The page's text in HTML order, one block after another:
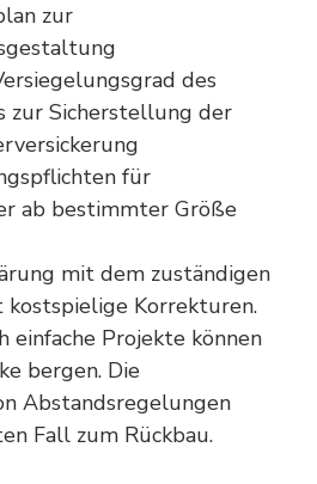
zur
des
zur Sicherstellung der
für
ab bestimmter Größe
mit dem zuständigen
Korrekturen.
einfache Projekte können
bergen. Die
Abstandsregelungen
Fall zum Rückbau.